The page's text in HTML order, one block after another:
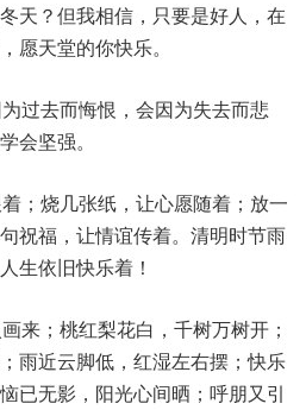
天？但我相信，只要是好人，在
愿天堂的你快乐。
过去而悔恨，会因为失去而悲
会坚强。
；烧几张纸，让心愿随着；放一
祝福，让情谊传着。清明时节雨
生依旧快乐着！
来；桃红梨花白，千树万树开；
雨近云脚低，红湿左右摆；快乐
已无影，阳光心间晒；呼朋又引